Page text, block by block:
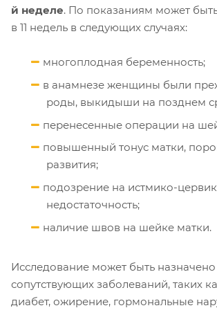
й неделе. По показаниям может
в 11 недель в следующих случаях:
многоплодная беременность;
в анамнезе женщины были
роды, выкидыши на позднем
перенесенные операции на
повышенный тонус матки,
развития;
подозрение на истмико-
недостаточность;
наличие швов на шейке матки.
Исследование может быть
сопутствующих заболеваний, таких
диабет, ожирение, гормональные